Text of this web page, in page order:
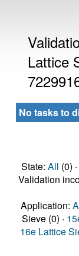
Lattice
No tasks to
State: All (0) ·
Validation
Application:
Sieve (0) ·
16e Lattice